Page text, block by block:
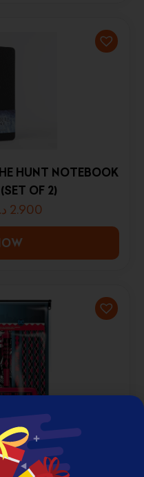
HUNT NOTEBOOK
OF 2)
2.900
FOR YOU)
SET